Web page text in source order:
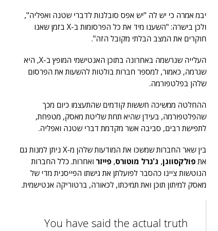
יבמ אמרה כי יש לה "יש אפס סובלנות לדברי שטנה ואפליה",
ולכן בישרה: "השענו מיד את כל הפרסומות ב-X בזמן שאנו
חוקרים את המצב הבלתי מקובל הזה".
העלייה שנרשמה באחרונה בתוכן האנטישמי המופץ ב-X, היא
שגרמה, כאמור, למספר חברות בולטות להשעות את הפרסום
שלהן בפלטפורמה.
ההחלטה ממשיכה חששות קודמים שהתעצמו כיום מכך
שהפלטפורמה, בעידן שהיא תחת שליטת מאסק, מטפחת,
לתפישת רבים, סביבה אשר מקדמת דברי שטנה ואפליה.
בין שאר החברות שמשכו את המודעות שלהן מ-X ניתן למנות גם
אתפולקסווגן, ג'נרל מוטורס, פייזר ואחרות. כלל החברות
הנוטשות ציינו כהסבר לפועלתן את גישתו הפייסנית מדי של
מאסק למיתון תוכן ואת תמיכתו, לכאורה, ברטוריקה אנטישמית.
You have said the actual truth